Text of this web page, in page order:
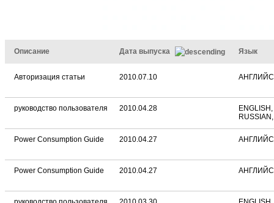
Описание Дата выпуска Язык
Авторизация статьи 2010.07.10
руководство пользователя 2010.04.28
Power Consumption Guide 2010.04.27
Power Consumption Guide 2010.04.27